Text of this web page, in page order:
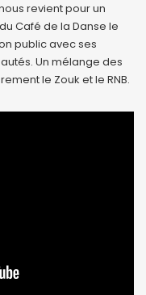
revient pour un
Café de la Danse le
public avec ses
Un mélange des
le Zouk et le RNB.